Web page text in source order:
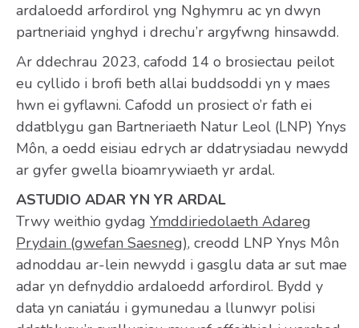
ardaloedd arfordirol yng Nghymru ac yn dwyn
partneriaid ynghyd i drechu’r argyfwng hinsawdd.
Ar ddechrau 2023, cafodd 14 o brosiectau peilot
eu cyllido i brofi beth allai buddsoddi yn y maes
hwn ei gyflawni. Cafodd un prosiect o’r fath ei
ddatblygu gan Bartneriaeth Natur Leol (LNP) Ynys
Môn, a oedd eisiau edrych ar ddatrysiadau newydd
ar gyfer gwella bioamrywiaeth yr ardal.
ASTUDIO ADAR YN YR ARDAL
Trwy weithio gydag Ymddiriedolaeth Adareg
Prydain (gwefan Saesneg), creodd LNP Ynys Môn
adnoddau ar-lein newydd i gasglu data ar sut mae
adar yn defnyddio ardaloedd arfordirol. Bydd y
data yn caniatáu i gymunedau a llunwyr polisi